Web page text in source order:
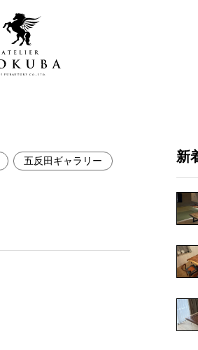
全商品一覧
納品事例（店舗・オフィス）
五反田ギャラリー 新